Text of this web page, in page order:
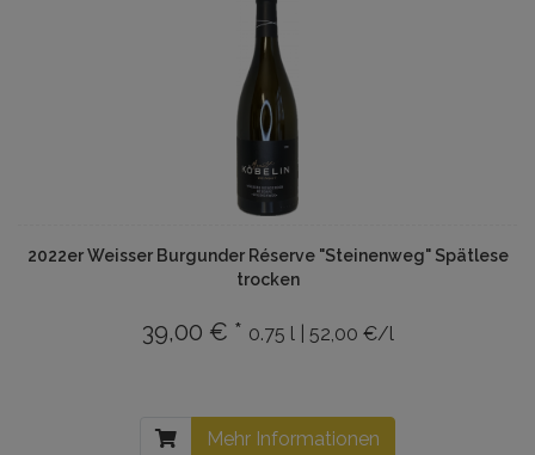
2022er Weisser Burgunder Réserve "Steinenweg" Spätlese
trocken
39,00 € * 0.75 l | 52,00 €/l
Mehr Informationen